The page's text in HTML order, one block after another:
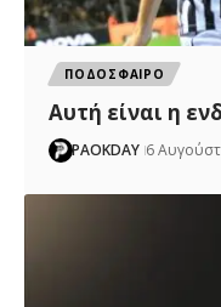
ΠΟΔΟΣΦΑΙΡΟ
Αυτή είναι η
PAOKDAY 6